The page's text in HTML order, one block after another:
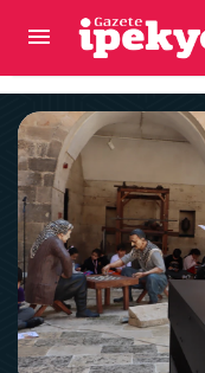
Şanlıurfa’da
50 bin TL